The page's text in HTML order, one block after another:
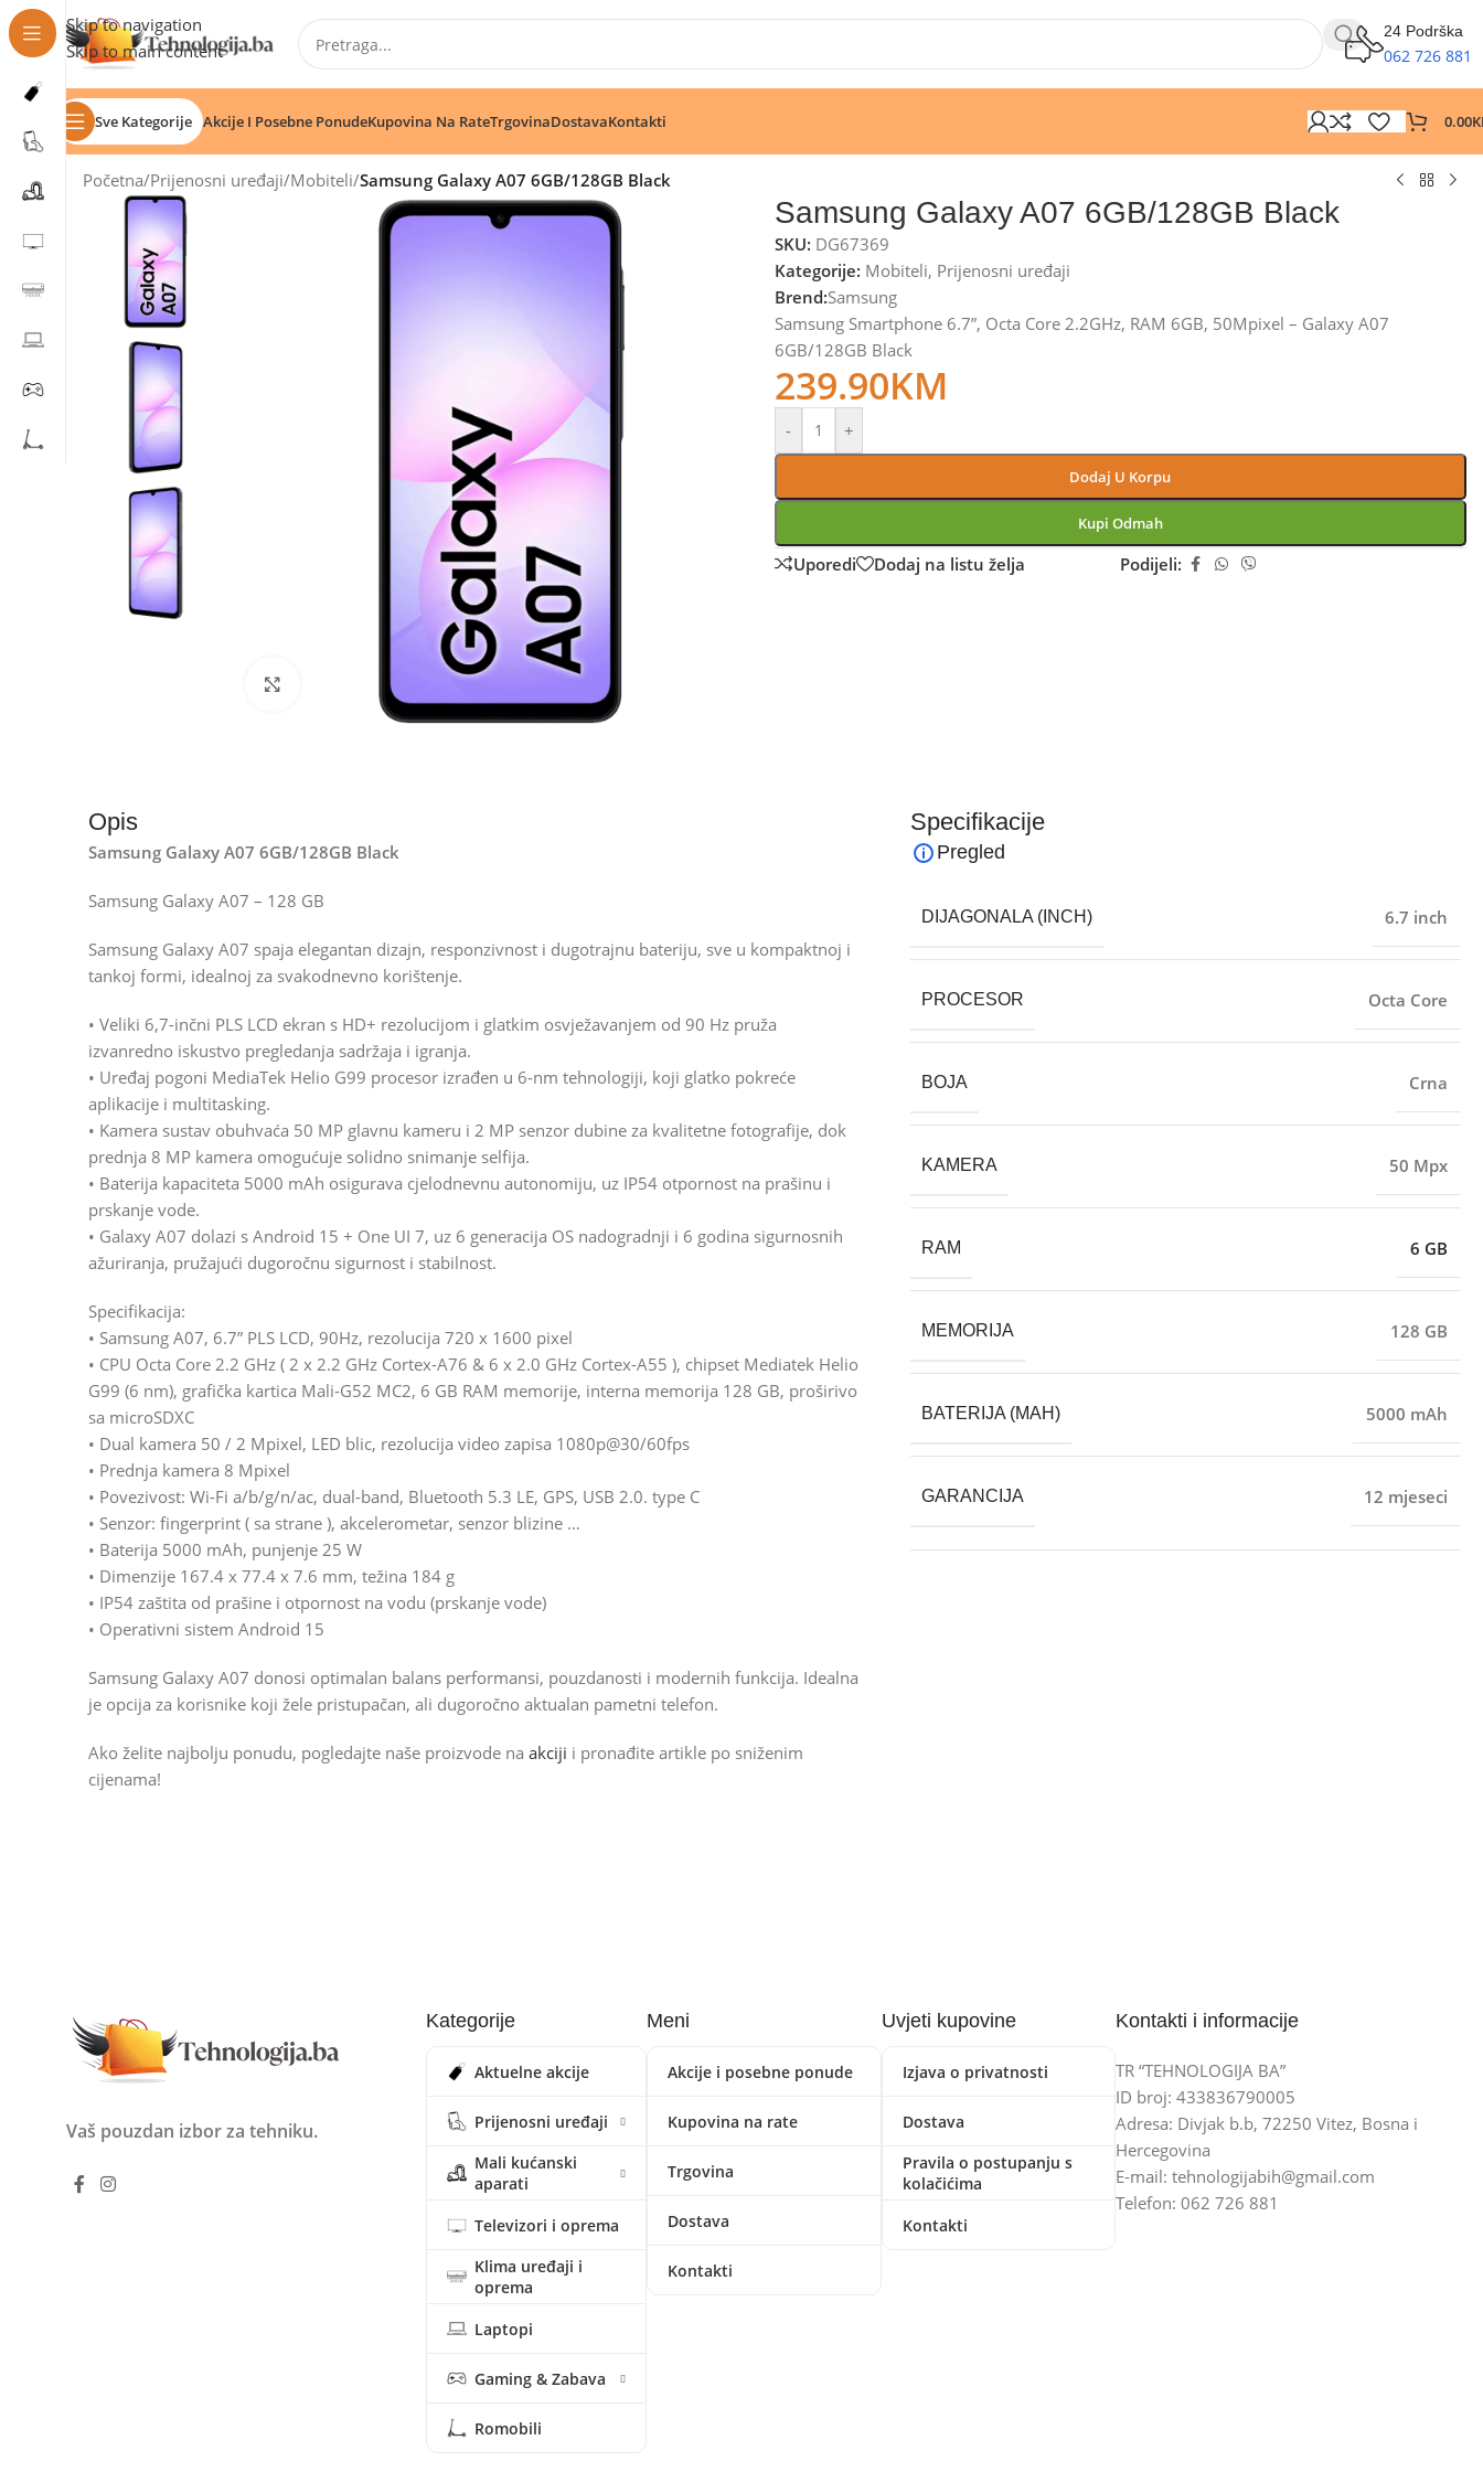
Skip to navigation
Skip to main content
24 Podrška
062 726 881
Sve Kategorije Akcije I Posebne PonudeKupovina Na RateTrgovinaDostavaKontakti 0.00
Početna/Prijenosni uređaji/Mobiteli/Samsung Galaxy A07 6GB/128GB Black
Kliknite za uvećanje
Samsung Galaxy A07 6GB/128GB Black
SKU: DG67369
Kategorije: Mobiteli, Prijenosni uređaji
Brend:Samsung
Samsung Smartphone 6.7”, Octa Core 2.2GHz, RAM 6GB, 50Mpixel – Galaxy A07
6GB/128GB Black
239.90KM
- +
Dodaj U Korpu
Kupi Odmah
Uporedi Dodaj na listu želja Podijeli:
Opis
Samsung Galaxy A07 6GB/128GB Black
Samsung Galaxy A07 – 128 GB
Samsung Galaxy A07 spaja elegantan dizajn, responzivnost i dugotrajnu bateriju, sve u kompaktnoj i
tankoj formi, idealnoj za svakodnevno korištenje.
• Veliki 6,7-inčni PLS LCD ekran s HD+ rezolucijom i glatkim osvježavanjem od 90 Hz pruža
izvanredno iskustvo pregledanja sadržaja i igranja.
• Uređaj pogoni MediaTek Helio G99 procesor izrađen u 6-nm tehnologiji, koji glatko pokreće
aplikacije i multitasking.
• Kamera sustav obuhvaća 50 MP glavnu kameru i 2 MP senzor dubine za kvalitetne fotografije, dok
prednja 8 MP kamera omogućuje solidno snimanje selfija.
• Baterija kapaciteta 5000 mAh osigurava cjelodnevnu autonomiju, uz IP54 otpornost na prašinu i
prskanje vode.
• Galaxy A07 dolazi s Android 15 + One UI 7, uz 6 generacija OS nadogradnji i 6 godina sigurnosnih
ažuriranja, pružajući dugoročnu sigurnost i stabilnost.
Specifikacija:
• Samsung A07, 6.7” PLS LCD, 90Hz, rezolucija 720 x 1600 pixel
• CPU Octa Core 2.2 GHz ( 2 x 2.2 GHz Cortex-A76 & 6 x 2.0 GHz Cortex-A55 ), chipset Mediatek Helio
G99 (6 nm), grafička kartica Mali-G52 MC2, 6 GB RAM memorije, interna memorija 128 GB, proširivo
sa microSDXC
• Dual kamera 50 / 2 Mpixel, LED blic, rezolucija video zapisa 1080p@30/60fps
• Prednja kamera 8 Mpixel
• Povezivost: Wi-Fi a/b/g/n/ac, dual-band, Bluetooth 5.3 LE, GPS, USB 2.0. type C
• Senzor: fingerprint ( sa strane ), akcelerometar, senzor blizine …
• Baterija 5000 mAh, punjenje 25 W
• Dimenzije 167.4 x 77.4 x 7.6 mm, težina 184 g
• IP54 zaštita od prašine i otpornost na vodu (prskanje vode)
• Operativni sistem Android 15
Samsung Galaxy A07 donosi optimalan balans performansi, pouzdanosti i modernih funkcija. Idealna
je opcija za korisnike koji žele pristupačan, ali dugoročno aktualan pametni telefon.
Ako želite najbolju ponudu, pogledajte naše proizvode na akciji i pronađite artikle po sniženim
cijenama!
Specifikacije
Pregled
DIJAGONALA (INCH) 6.7 inch
PROCESOR Octa Core
BOJA Crna
KAMERA 50 Mpx
RAM 6 GB
MEMORIJA 128 GB
BATERIJA (MAH) 5000 mAh
GARANCIJA 12 mjeseci
Vaš pouzdan izbor za tehniku.
Kategorije
Aktuelne akcije
Prijenosni uređaji
Mali kućanski
aparati
Televizori i oprema
Klima uređaji i
oprema
Laptopi
Gaming & Zabava
Romobili
Meni
Akcije i posebne ponude
Kupovina na rate
Trgovina
Dostava
Kontakti
Uvjeti kupovine
Izjava o privatnosti
Dostava
Pravila o postupanju s
kolačićima
Kontakti
Kontakti i informacije
TR “TEHNOLOGIJA BA”
ID broj: 433836790005
Adresa: Divjak b.b, 72250 Vitez, Bosna i
Hercegovina
E-mail: tehnologijabih@gmail.com
Telefon: 062 726 881